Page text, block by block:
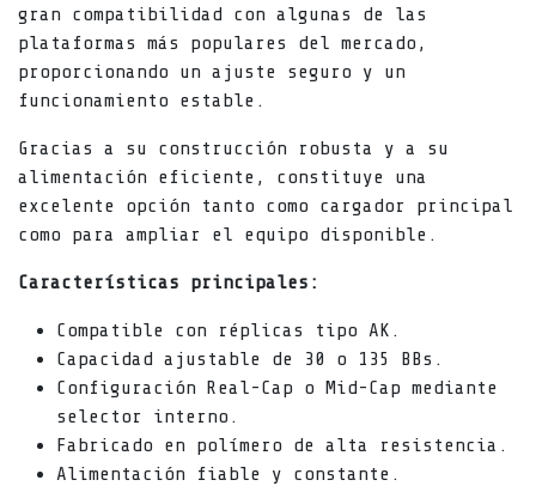
gran compatibilidad con algunas de las
plataformas más populares del mercado,
proporcionando un ajuste seguro y un
funcionamiento estable.
Gracias a su construcción robusta y a su
alimentación eficiente, constituye una
excelente opción tanto como cargador principal
como para ampliar el equipo disponible.
Características principales:
Compatible con réplicas tipo AK.
Capacidad ajustable de 30 o 135 BBs.
Configuración Real-Cap o Mid-Cap mediante
selector interno.
Fabricado en polímero de alta resistencia.
Alimentación fiable y constante.